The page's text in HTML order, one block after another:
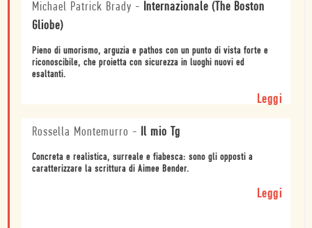
Michael Patrick Brady - Internazionale (The Boston
Gliobe)
Pieno di umorismo, arguzia e pathos con un punto di vista forte e
riconoscibile, che proietta con sicurezza in luoghi nuovi ed
esaltanti.
Leggi
Rossella Montemurro - Il mio Tg
Concreta e realistica, surreale e fiabesca: sono gli opposti a
caratterizzare la scrittura di Aimee Bender.
Leggi